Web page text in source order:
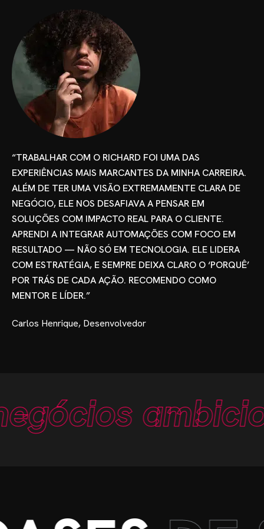
“TRABALHAR COM O RICHARD FOI UMA DAS
EXPERIÊNCIAS MAIS MARCANTES DA MINHA CARREIRA.
ALÉM DE TER UMA VISÃO EXTREMAMENTE CLARA DE
NEGÓCIO, ELE NOS DESAFIAVA A PENSAR EM
SOLUÇÕES COM IMPACTO REAL PARA O CLIENTE.
APRENDI A INTEGRAR AUTOMAÇÕES COM FOCO EM
RESULTADO — NÃO SÓ EM TECNOLOGIA. ELE LIDERA
COM ESTRATÉGIA, E SEMPRE DEIXA CLARO O ‘PORQUÊ’
POR TRÁS DE CADA AÇÃO. RECOMENDO COMO
MENTOR E LÍDER.”
Carlos Henrique, Desenvolvedor